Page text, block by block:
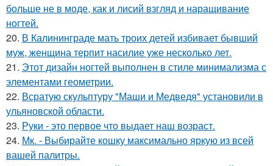
больше не в моде, как и лисий взгляд и наращивание
ногтей.
20. В Калининграде мать троих детей избивает бывший
муж, женщина терпит насилие уже несколько лет.
21. Этот дизайн ногтей выполнен в стиле минимализма с
элементами геометрии.
22. Всратую скульптуру "Маши и Медведя" установили в
ульяновской области.
23. Руки - это первое что выдает наш возраст.
24. Мк. - Выбирайте кошку максимально яркую из всей
вашей палитры.